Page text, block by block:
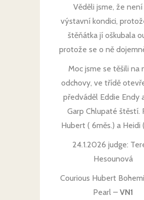
Věděli jsme, že není
výstavní kondici,
štěňátka jí oškubala
protože se o ně
Moc jsme se těšili na
odchovy, ve třídě
předváděl Eddie Endy
Garp Chlupaté štěstí.
Hubert ( 6měs.) a Heidi
24.1.2026 judge:
Hesounová
Courious Hubert
Pearl – VN1